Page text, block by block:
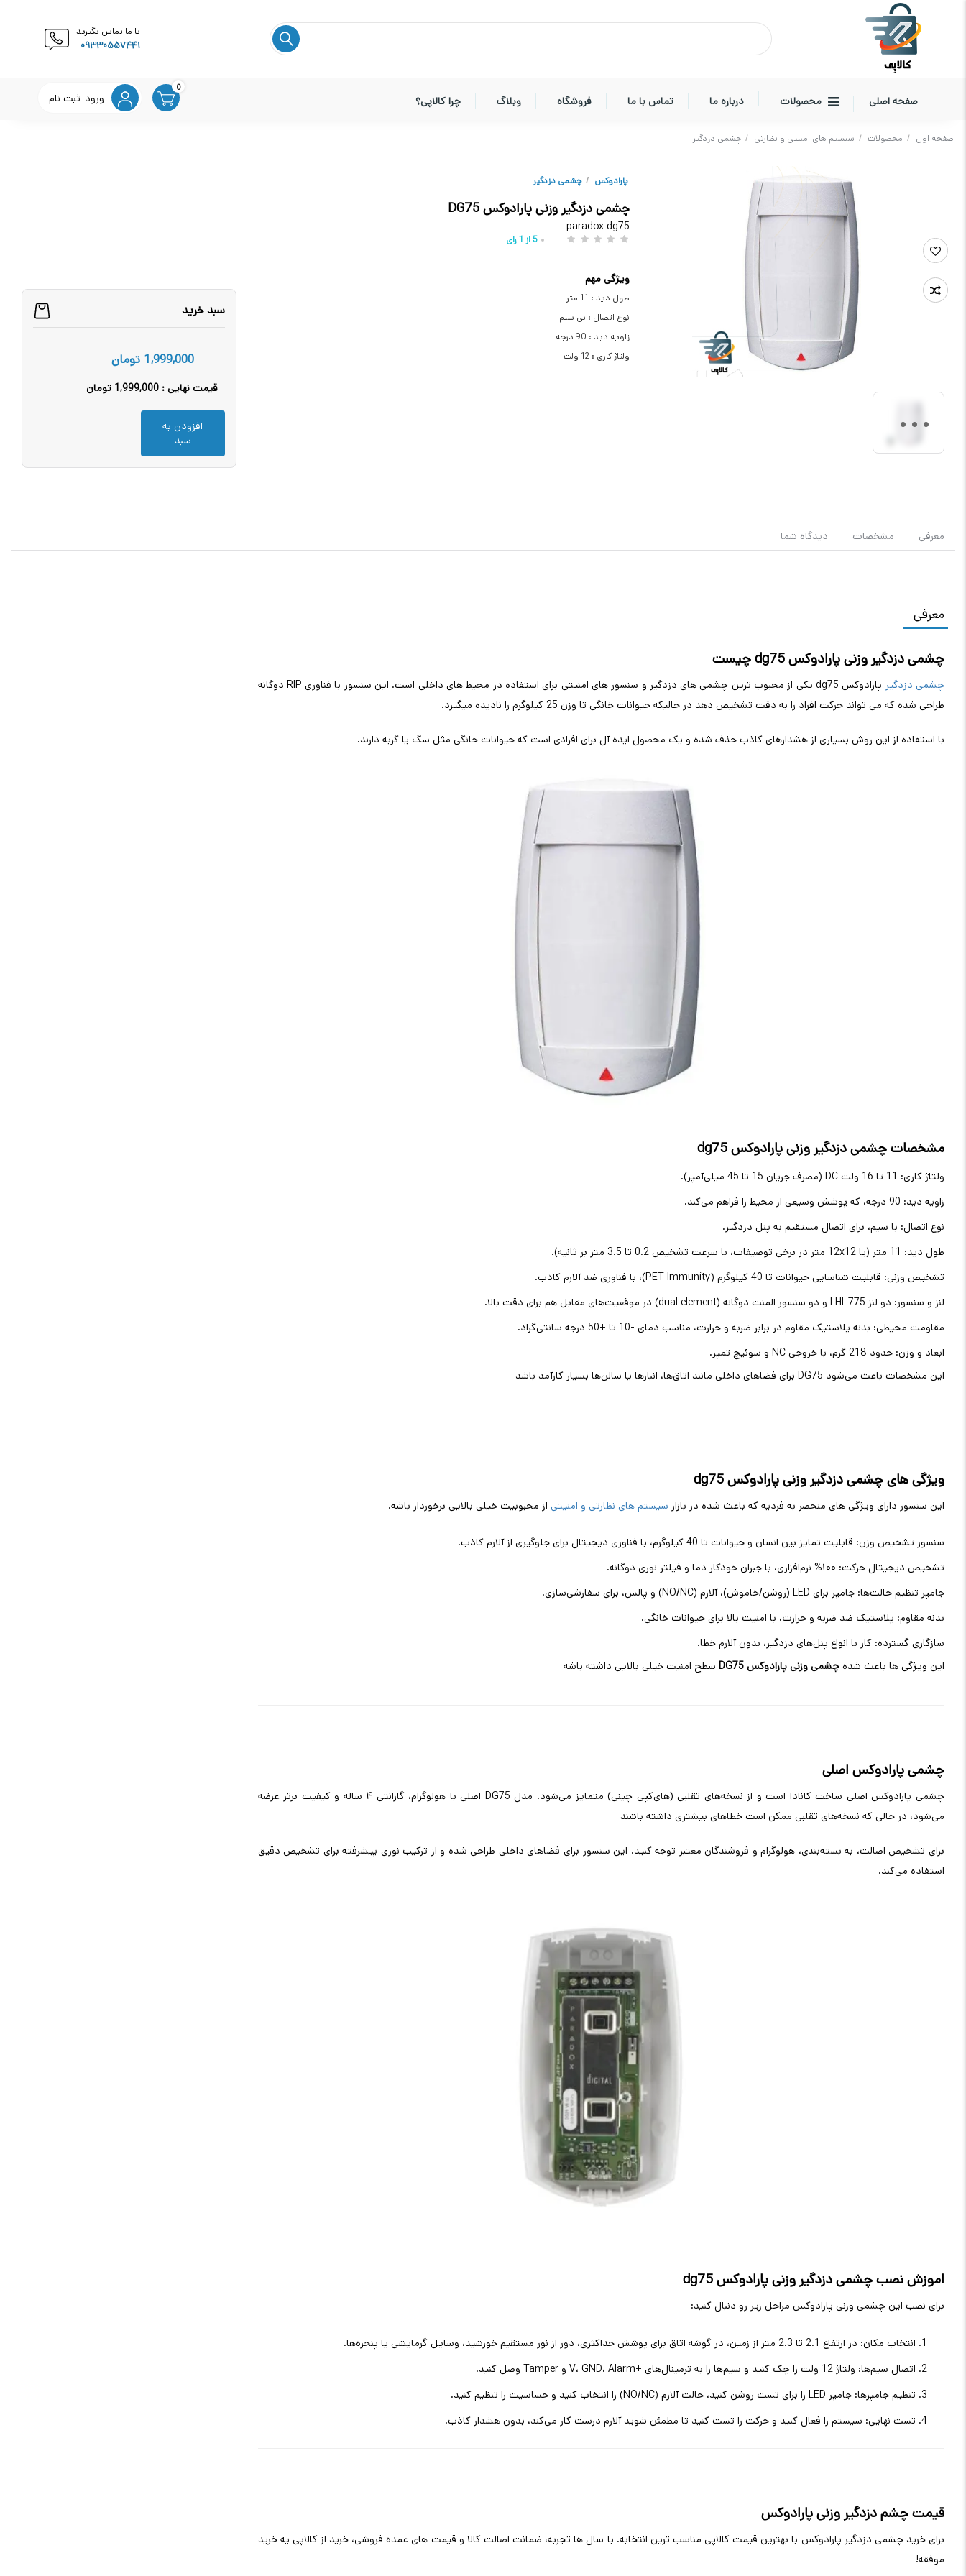
با ما تماس بگیرید
09330557441
صفحه اصلی محصولات درباره ما تماس با ما فروشگاه وبلاگ چرا کالاپی؟ ورود-ثبت نام
0
صفحه اول / محصولات / سیستم های امنیتی و نظارتی / چشمی دزدگیر
پارادوکس / چشمی دزدگیر
چشمی دزدگیر وزنی پارادوکس DG75
paradox dg75
5از 1رای
ویژگی مهم
طول دید : 11 متر
نوع اتصال : بی سیم
زاویه دید : 90 درجه
ولتاژ کاری : 12 ولت
سبد خرید
1,999,000 تومان
قیمت نهایی :1,999,000 تومان
1
افزودن به
سبد
معرفی مشخصات دیدگاه شما
معرفی
چشمی دزدگیر وزنی پارادوکس dg75 چیست
چشمی دزدگیر
پارادوکس dg75 یکی از محبوب ترین چشمی های دزدگیر و سنسور های امنیتی برای استفاده در محیط های داخلی است. این سنسور با فناوری RIP دوگانه
طراحی شده که می تواند حرکت افراد را به دقت تشخیص دهد در حالیکه حیوانات خانگی تا وزن 25 کیلوگرم را نادیده میگیرد.
با استفاده از این روش بسیاری از هشدارهای کاذب حذف شده و یک محصول ایده آل برای افرادی است که حیوانات خانگی مثل سگ یا گربه دارند.
مشخصات چشمی دزدگیر وزنی پارادوکس dg75
ولتاژ کاری: 11 تا 16 ولت DC (مصرف جریان 15 تا 45 میلی‌آمپر).
زاویه دید: 90 درجه، که پوشش وسیعی از محیط را فراهم می‌کند.
نوع اتصال: با سیم، برای اتصال مستقیم به پنل دزدگیر.
طول دید: 11 متر (یا 12x12 متر در برخی توصیفات، با سرعت تشخیص 0.2 تا 3.5 متر بر ثانیه).
تشخیص وزنی: قابلیت شناسایی حیوانات تا 40 کیلوگرم (PET Immunity)، با فناوری ضد آلارم کاذب.
لنز و سنسور: دو لنز LHI-775 و دو سنسور المنت دوگانه (dual element) در موقعیت‌های مقابل هم برای دقت بالا.
مقاومت محیطی: بدنه پلاستیک مقاوم در برابر ضربه و حرارت، مناسب دمای -10 تا +50 درجه سانتی‌گراد.
ابعاد و وزن: حدود 218 گرم، با خروجی NC و سوئیچ تمپر.
این مشخصات باعث می‌شود DG75 برای فضاهای داخلی مانند اتاق‌ها، انبارها یا سالن‌ها بسیار کارآمد باشد
ویژگی های چشمی دزدگیر وزنی پارادوکس dg75
این سنسور دارای ویژگی های منحصر به فردیه که باعث شده در بازار سیستم های نظارتی و امنیتی از محبوبیت خیلی بالایی برخوردار باشه.
سنسور تشخیص وزن: قابلیت تمایز بین انسان و حیوانات تا 40 کیلوگرم، با فناوری دیجیتال برای جلوگیری از آلارم کاذب.
تشخیص دیجیتال حرکت: ۱۰۰% نرم‌افزاری، با جبران خودکار دما و فیلتر نوری دوگانه.
جامپر تنظیم حالت‌ها: جامپر برای LED (روشن/خاموش)، آلارم (NO/NC) و پالس، برای سفارشی‌سازی.
بدنه مقاوم: پلاستیک ضد ضربه و حرارت، با امنیت بالا برای حیوانات خانگی.
سازگاری گسترده: کار با انواع پنل‌های دزدگیر، بدون آلارم خطا.
این ویژگی ها باعث شده چشمی وزنی پارادوکس DG75 سطح امنیت خیلی بالایی داشته باشه
چشمی پارادوکس اصلی
چشمی پارادوکس اصلی ساخت کانادا است و از نسخه‌های تقلبی (های‌کپی چینی) متمایز می‌شود. مدل DG75 اصلی با هولوگرام، گارانتی ۴ ساله و کیفیت برتر عرضه
می‌شود، در حالی که نسخه‌های تقلبی ممکن است خطاهای بیشتری داشته باشند
برای تشخیص اصالت، به بسته‌بندی، هولوگرام و فروشندگان معتبر توجه کنید. این سنسور برای فضاهای داخلی طراحی شده و از ترکیب نوری پیشرفته برای تشخیص دقیق
استفاده می‌کند.
اموزش نصب چشمی دزدگیر وزنی پارادوکس dg75
برای نصب این چشمی وزنی پارادوکس مراحل زیر رو دنبال کنید:
انتخاب مکان: در ارتفاع 2.1 تا 2.3 متر از زمین، در گوشه اتاق برای پوشش حداکثری، دور از نور مستقیم خورشید، وسایل گرمایشی یا پنجره‌ها.
اتصال سیم‌ها: ولتاژ 12 ولت را چک کنید و سیم‌ها را به ترمینال‌های +V، GND، Alarm و Tamper وصل کنید.
تنظیم جامپرها: جامپر LED را برای تست روشن کنید، حالت آلارم (NO/NC) را انتخاب کنید و حساسیت را تنظیم کنید.
تست نهایی: سیستم را فعال کنید و حرکت را تست کنید تا مطمئن شوید آلارم درست کار می‌کند، بدون هشدار کاذب.
قیمت چشم دزدگیر وزنی پارادوکس
برای خرید چشمی دزدگیر پارادوکس با بهترین قیمت کالاپی مناسب ترین انتخابه. با سال ها تجربه، ضمانت اصالت کالا و قیمت های عمده فروشی، خرید از کالاپی یه خرید
موفقه!